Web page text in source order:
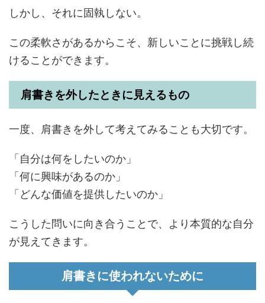
しかし、それに固執しない。
この柔軟さがあるからこそ、新しいことに挑戦し続
けることができます。
肩書きを外したときに見えるもの
一度、肩書きを外して考えてみることも大切です。
「自分は何をしたいのか」
「何に興味があるのか」
「どんな価値を提供したいのか」
こうした問いに向き合うことで、より本質的な自分
が見えてきます。
肩書きに使われないために